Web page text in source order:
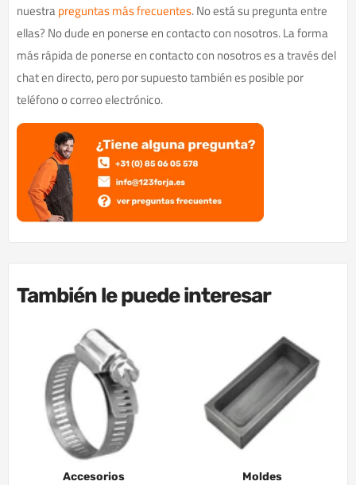
nuestrapreguntas más frecuentes. No está su pregunta entre
ellas? No dude en ponerse en contacto con nosotros. La forma
más rápida de ponerse en contacto con nosotros es a través del
chat en directo, pero por supuesto también es posible por
teléfono o correo electrónico.
También le puede interesar
Accesorios Moldes